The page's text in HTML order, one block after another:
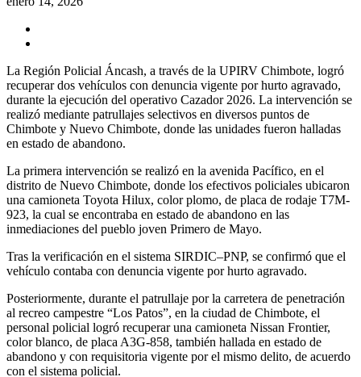
La Región Policial Áncash, a través de la UPIRV Chimbote, logró
recuperar dos vehículos con denuncia vigente por hurto agravado,
durante la ejecución del operativo Cazador 2026. La intervención se
realizó mediante patrullajes selectivos en diversos puntos de
Chimbote y Nuevo Chimbote, donde las unidades fueron halladas
en estado de abandono.
La primera intervención se realizó en la avenida Pacífico, en el
distrito de Nuevo Chimbote, donde los efectivos policiales ubicaron
una camioneta Toyota Hilux, color plomo, de placa de rodaje T7M-
923, la cual se encontraba en estado de abandono en las
inmediaciones del pueblo joven Primero de Mayo.
Tras la verificación en el sistema SIRDIC–PNP, se confirmó que el
vehículo contaba con denuncia vigente por hurto agravado.
Posteriormente, durante el patrullaje por la carretera de penetración
al recreo campestre “Los Patos”, en la ciudad de Chimbote, el
personal policial logró recuperar una camioneta Nissan Frontier,
color blanco, de placa A3G-858, también hallada en estado de
abandono y con requisitoria vigente por el mismo delito, de acuerdo
con el sistema policial.